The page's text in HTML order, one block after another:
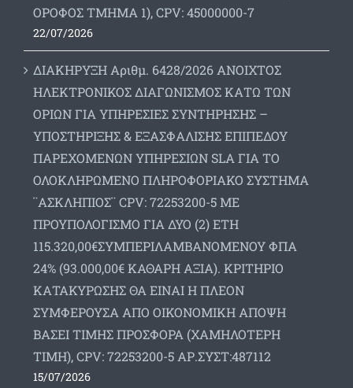
ΟΡΟΦΟΣ ΤΜΗΜΑ 1), CPV: 45000000-7
22/07/2026
ΔΙΑΚΗΡΥΞΗ Αριθμ. 6428/2026 ΑΝΟΙΧΤΟΣ
ΗΛΕΚΤΡΟΝΙΚΟΣ ΔΙΑΓΩΝΙΣΜΟΣ ΚΑΤΩ ΤΩΝ
ΟΡΙΩΝ ΓΙΑ ΥΠΗΡΕΣΙΕΣ ΣΥΝΤΗΡΗΣΗΣ –
ΥΠΟΣΤΗΡΙΞΗΣ & ΕΞΑΣΦΑΛΙΣΗΣ ΕΠΙΠΕΔΟΥ
ΠΑΡΕΧΟΜΕΝΩΝ ΥΠΗΡΕΣΙΩΝ SLA ΓΙΑ ΤΟ
ΟΛΟΚΛΗΡΩΜΕΝΟ ΠΛΗΡΟΦΟΡΙΑΚΟ ΣΥΣΤΗΜΑ
¨ΑΣΚΛΗΠΙΟΣ¨ CPV: 72253200-5 ΜΕ
ΠΡΟΥΠΟΛΟΓΙΣΜΟ ΓΙΑ ΔΥΟ (2) ΕΤΗ
115.320,00€ΣΥΜΠΕΡΙΛΑΜΒΑΝΟΜΕΝΟΥ ΦΠΑ
24% (93.000,00€ ΚΑΘΑΡΗ ΑΞΙΑ). ΚΡΙΤΗΡΙΟ
ΚΑΤΑΚΥΡΩΣΗΣ ΘΑ ΕΙΝΑΙ Η ΠΛΕΟΝ
ΣΥΜΦΕΡΟΥΣΑ ΑΠΟ ΟΙΚΟΝΟΜΙΚΗ ΑΠΟΨΗ
ΒΑΣΕΙ ΤΙΜΗΣ ΠΡΟΣΦΟΡΑ (ΧΑΜΗΛΟΤΕΡΗ
ΤΙΜΗ), CPV: 72253200-5 ΑΡ.ΣΥΣΤ:487112
15/07/2026